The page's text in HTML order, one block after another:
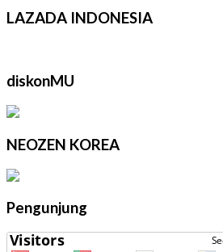
LAZADA INDONESIA
diskonMU
NEOZEN KOREA
Pengunjung